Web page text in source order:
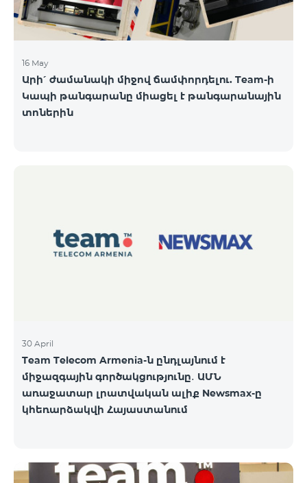
16 May
Արի՛ ժամանակի միջով ճամփորդելու. Team-ի
Կապի թանգարանը միացել է թանգարանային
տոներին
30 April
Team Telecom Armenia-ն ընդլայնում է
միջազգային գործակցությունը․ ԱՄՆ
առաջատար լրատվական ալիք Newsmax-ը
կհեռարձակվի Հայաստանում